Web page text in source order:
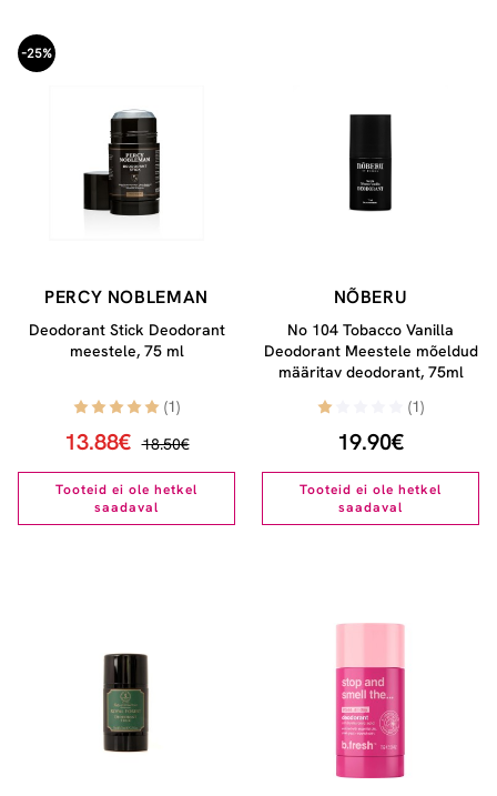
-25%
PERCY NOBLEMAN
Deodorant Stick Deodorant
meestele, 75 ml
(1)
13.88€ 18.50€
Tooteid ei ole hetkel
saadaval
NÕBERU
No 104 Tobacco Vanilla
Deodorant Meestele mõeldud
määritav deodorant, 75ml
(1)
19.90€
Tooteid ei ole hetkel
saadaval